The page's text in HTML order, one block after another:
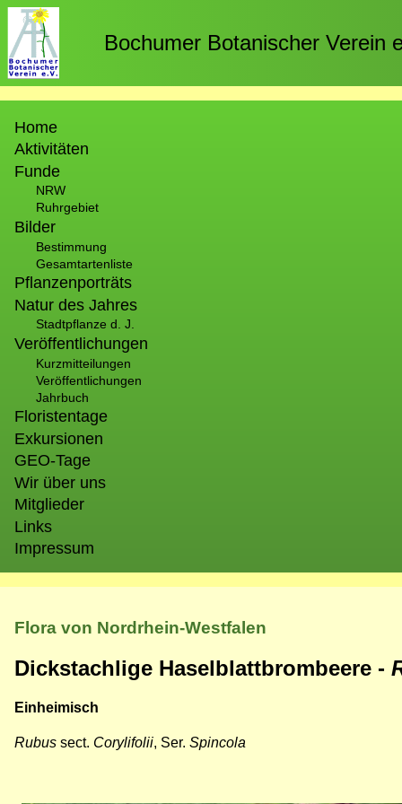
Direkt
zum
Inhalt
Bochumer Botanischer Verein
Home
Aktivitäten
Funde
NRW
Ruhrgebiet
Bilder
Bestimmung
Gesamtartenliste
Pflanzenporträts
Natur des Jahres
Stadtpflanze d. J.
Veröffentlichungen
Kurzmitteilungen
Veröffentlichungen
Jahrbuch
Floristentage
Exkursionen
GEO-Tage
Wir über uns
Mitglieder
Links
Impressum
Flora von Nordrhein-Westfalen
Dickstachlige Haselblattbrombeere -
Einheimisch
Rubus sect. Corylifolii, Ser. Spincola